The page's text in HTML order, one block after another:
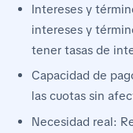
Intereses y
intereses y
tener tasas de
Capacidad de
las cuotas sin
Necesidad real: